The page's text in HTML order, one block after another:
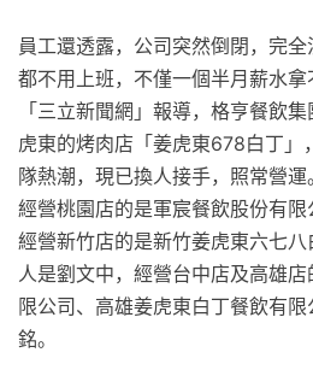
員工還透露，公司突然倒閉，完
都不用上班，不僅一個半月薪水拿
「三立新聞網」報導，格亨餐飲
虎東的烤肉店「姜虎東678白丁」
隊熱潮，現已換人接手，照常營運
經營桃園店的是軍宸餐飲股份有限
經營新竹店的是新竹姜虎東六七
人是劉文中，經營台中店及高雄
限公司、高雄姜虎東白丁餐飲有
銘。